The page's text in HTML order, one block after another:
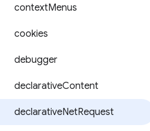
contextMenus
cookies
debugger
declarativeContent
declarativeNetRequest